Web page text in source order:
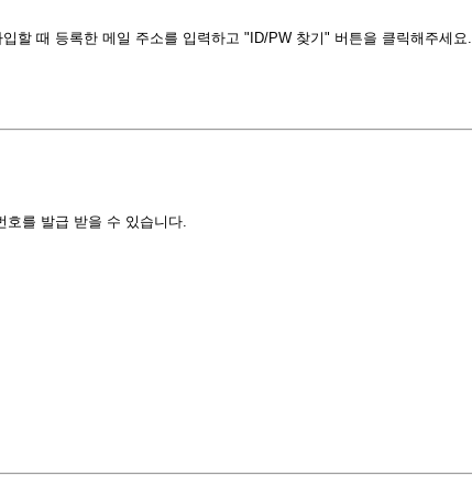
할 때 등록한 메일 주소를 입력하고 "ID/PW 찾기" 버튼을 클릭해주세요.
호를 발급 받을 수 있습니다.